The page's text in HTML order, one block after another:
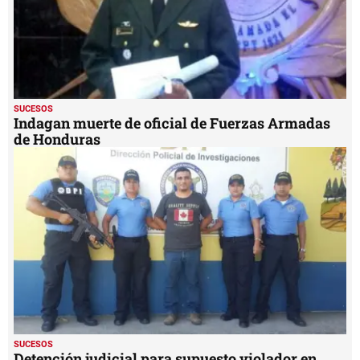
SUCESOS
Indagan muerte de oficial de Fuerzas Armadas
de Honduras
SUCESOS